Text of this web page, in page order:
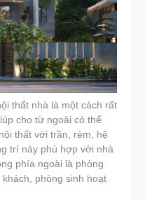
thất nhà là một cách rất
cho từ ngoài có thể
thất với trần, rèm, hệ
trí này phù hợp với nhà
phía ngoài là phòng
phòng sinh hoạt